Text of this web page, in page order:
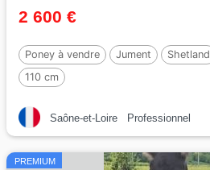
2 600 €
Poney à vendre Jument Shetland
110 cm
Saône-et-Loire Professionnel
PREMIUM